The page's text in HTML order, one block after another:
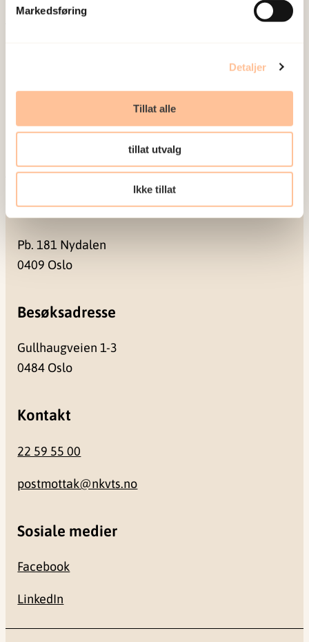
Markedsføring
Detaljer
Tillat alle
tillat utvalg
Ikke tillat
Postadresse
Pb. 181 Nydalen
0409 Oslo
Besøksadresse
Gullhaugveien 1-3
0484 Oslo
Kontakt
22 59 55 00
postmottak@nkvts.no
Sosiale medier
Facebook
LinkedIn